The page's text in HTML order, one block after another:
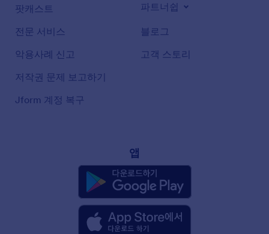
팟캐스트
전문 서비스
악용사례 신고
저작권 문제 보고하기
Jform 계정 복구
파트너쉽
블로그
고객 스토리
앱